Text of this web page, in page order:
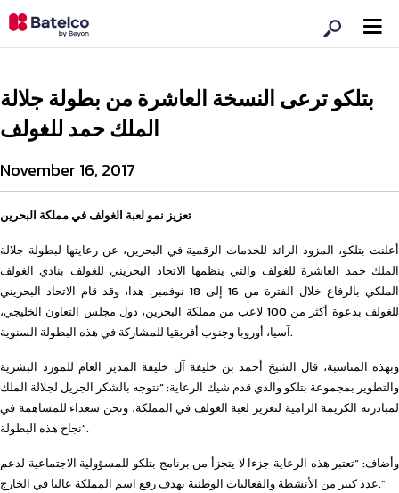
بتلكو ترعى النسخة العاشرة من بطولة جلالة
الملك حمد للغولف
November 16, 2017
تعزيز نمو لعبة الغولف في مملكة البحرين
أعلنت بتلكو، المزود الرائد للخدمات الرقمية في البحرين، عن رعايتها لبطولة جلالة
الملك حمد العاشرة للغولف والتي ينظمها الاتحاد البحريني للغولف بنادي الغولف
الملكي بالرفاع خلال الفترة من 16 إلى 18 نوفمبر. هذا، وقد قام الاتحاد البحريني
للغولف بدعوة أكثر من 100 لاعب من مملكة البحرين، دول مجلس التعاون الخليجي،
آسيا، أوروبا وجنوب أفريقيا للمشاركة في هذه البطولة السنوية.
وبهذه المناسبة، قال الشيخ أحمد بن خليفة آل خليفة المدير العام للمورد البشرية
والتطوير بمجموعة بتلكو والذي قدم شيك الرعاية: “نتوجه بالشكر الجزيل لجلالة الملك
لمبادرته الكريمة الرامية لتعزيز لعبة الغولف في المملكة، ونحن سعداء للمساهمة في
نجاح هذه البطولة”.
وأضاف: “تعتبر هذه الرعاية جزءا لا يتجزأ من برنامج بتلكو للمسؤولية الاجتماعية لدعم
عدد كبير من الأنشطة والفعاليات الوطنية بهدف رفع اسم المملكة عاليا في الخارج.”